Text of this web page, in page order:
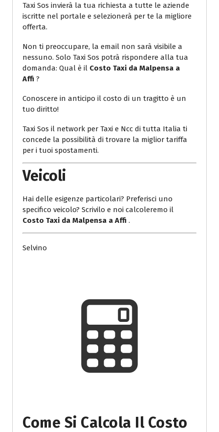
Taxi Sos invierà la tua richiesta a tutte le aziende
iscritte nel portale e selezionerà per te la migliore
offerta.
Non ti preoccupare, la email non sarà visibile a
nessuno. Solo Taxi Sos potrà rispondere alla tua
domanda: Qual è il Costo Taxi da Malpensa a
Affi ?
Conoscere in anticipo il costo di un tragitto è un
tuo diritto!
Taxi Sos il network per Taxi e Ncc di tutta Italia ti
concede la possibilità di trovare la miglior tariffa
per i tuoi spostamenti.
Veicoli
Hai delle esigenze particolari? Preferisci uno
specifico veicolo? Scrivilo e noi calcoleremo il
Costo Taxi da Malpensa a Affi .
Selvino
Come Si Calcola Il Costo